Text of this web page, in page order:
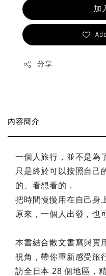
加
分享
內容簡介
一個人旅行，並不是為
只是終於可以按照自己
的、看想看的，
把時間慢慢用在自己身
原來，一個人出發，也
本書結合散文書寫與實
視角，帶你重新感受旅
訪全日本 28 個地區，